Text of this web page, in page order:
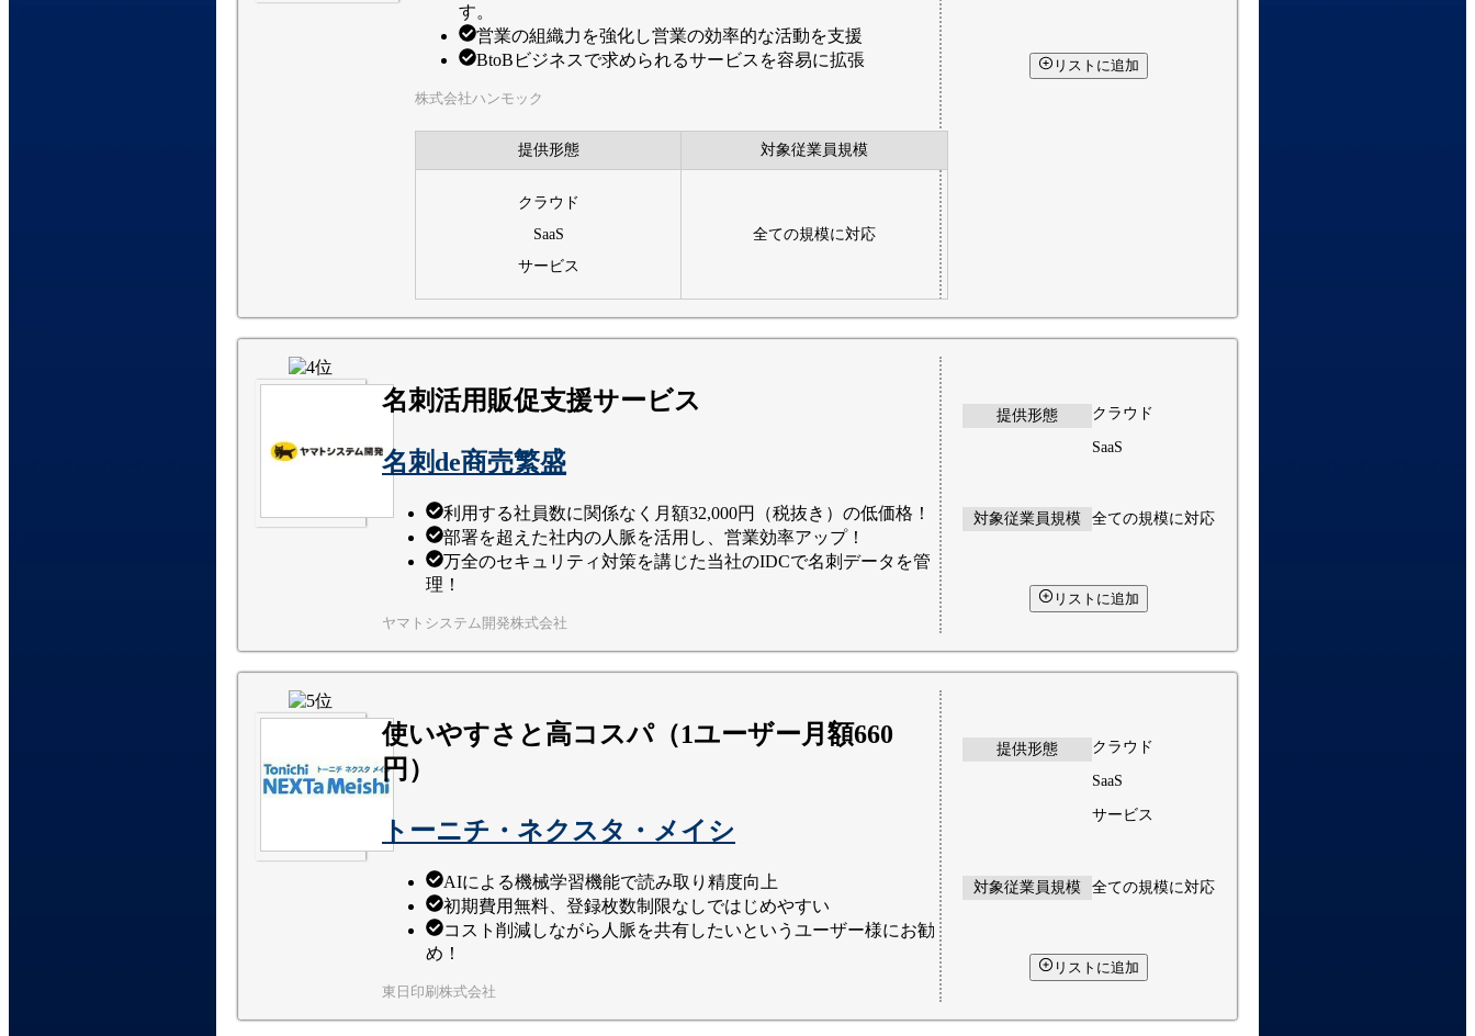
す。
営業の組織力を強化し営業の効率的な活動を支援
BtoBビジネスで求められるサービスを容易に拡張
株式会社ハンモック
提供形態 対象従業員規模
クラウド
SaaS
サービス
全ての規模に対応
リストに追加
名刺活用販促支援サービス
名刺de商売繁盛
利用する社員数に関係なく月額32,000円（税抜き）の低価格！
部署を超えた社内の人脈を活用し、営業効率アップ！
万全のセキュリティ対策を講じた当社のIDCで名刺データを管
理！
ヤマトシステム開発株式会社
提供形態 クラウド
SaaS
対象従業員規模 全ての規模に対応
リストに追加
使いやすさと高コスパ（1ユーザー月額660
円）
トーニチ・ネクスタ・メイシ
AIによる機械学習機能で読み取り精度向上
初期費用無料、登録枚数制限なしではじめやすい
コスト削減しながら人脈を共有したいというユーザー様にお勧
め！
東日印刷株式会社
提供形態 クラウド
SaaS
サービス
対象従業員規模 全ての規模に対応
リストに追加